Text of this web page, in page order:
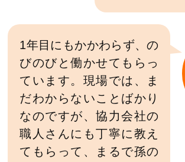
1年目にもかかわらず、の
びのびと働かせてもらっ
ています。現場では、ま
だわからないことばかり
なのですが、協力会社の
職人さんにも丁寧に教え
てもらって、まるで孫の